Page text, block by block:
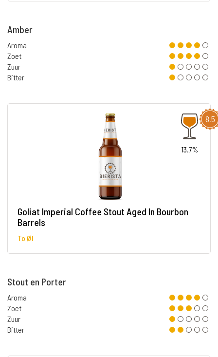
Amber
Aroma
Zoet
Zuur
Bitter
8,5
13.7%
Goliat Imperial Coffee Stout Aged In Bourbon
Barrels
To Øl
Stout en Porter
Aroma
Zoet
Zuur
Bitter